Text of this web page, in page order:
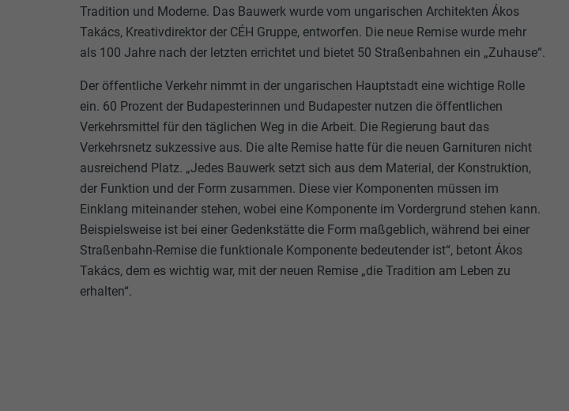
Tradition und Moderne. Das Bauwerk wurde vom ungarischen Architekten Ákos
Takács, Kreativdirektor der CÉH Gruppe, entworfen. Die neue Remise wurde mehr
als 100 Jahre nach der letzten errichtet und bietet 50 Straßenbahnen ein „Zuhause“.
Der öffentliche Verkehr nimmt in der ungarischen Hauptstadt eine wichtige Rolle
ein. 60 Prozent der Budapesterinnen und Budapester nutzen die öffentlichen
Verkehrsmittel für den täglichen Weg in die Arbeit. Die Regierung baut das
Verkehrsnetz sukzessive aus. Die alte Remise hatte für die neuen Garnituren nicht
ausreichend Platz. „Jedes Bauwerk setzt sich aus dem Material, der Konstruktion,
der Funktion und der Form zusammen. Diese vier Komponenten müssen im
Einklang miteinander stehen, wobei eine Komponente im Vordergrund stehen kann.
Beispielsweise ist bei einer Gedenkstätte die Form maßgeblich, während bei einer
Straßenbahn-Remise die funktionale Komponente bedeutender ist“, betont Ákos
Takács, dem es wichtig war, mit der neuen Remise „die Tradition am Leben zu
erhalten“.